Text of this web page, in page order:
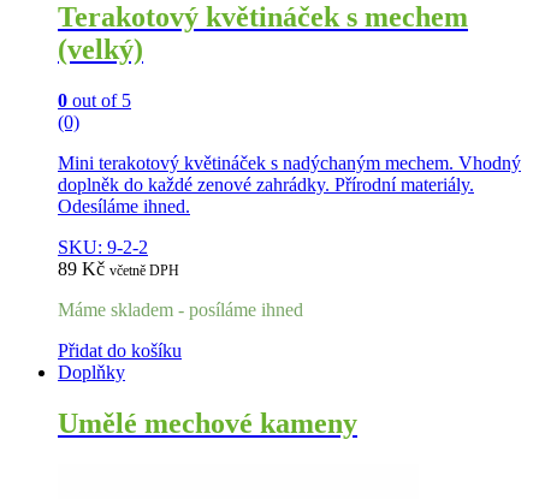
Terakotový květináček s mechem
(velký)
0 out of 5
(0)
Mini terakotový květináček s nadýchaným mechem. Vhodný
doplněk do každé zenové zahrádky. Přírodní materiály.
Odesíláme ihned.
SKU: 9-2-2
89 Kč včetně DPH
Máme skladem - posíláme ihned
Přidat do košíku
Doplňky
Umělé mechové kameny